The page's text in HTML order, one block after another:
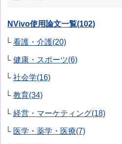
NVivo使用論文一覧(102)
看護・介護(20)
健康・スポーツ(6)
社会学(16)
教育(34)
経営・マーケティング(18)
医学・薬学・医療(7)